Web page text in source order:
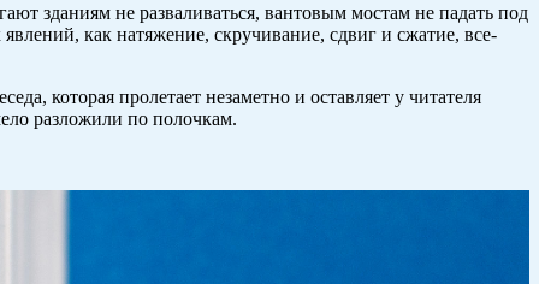
зданиям не разваливаться, вантовым мостам не падать под
как натяжение, скру­чивание, сдвиг и сжатие, ­все-
которая пролетает незаметно и оставляет у читателя
разложили по полочкам.